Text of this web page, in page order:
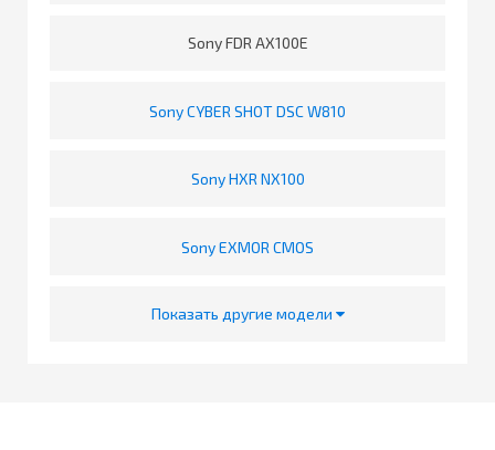
Sony FDR AX100E
Sony CYBER SHOT DSC W810
Sony HXR NX100
Sony EXMOR CMOS
Показать другие модели